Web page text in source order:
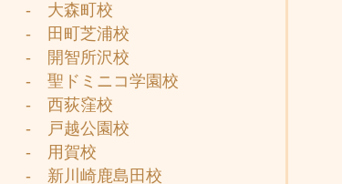
- 大森町校
- 田町芝浦校
- 開智所沢校
- 聖ドミニコ学園校
- 西荻窪校
- 戸越公園校
- 用賀校
- 新川崎鹿島田校